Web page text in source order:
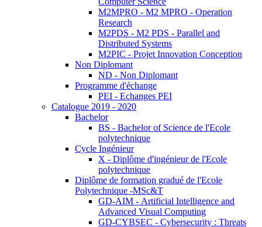
M2MPRO - M2 MPRO - Operation
Research
M2PDS - M2 PDS - Parallel and
Distributed Systems
M2PIC - Projet Innovation Conception
Non Diplomant
ND - Non Diplomant
Programme d'échange
PEI - Echanges PEI
Catalogue 2019 - 2020
Bachelor
BS - Bachelor of Science de l'Ecole
polytechnique
Cycle Ingénieur
X - Diplôme d'ingénieur de l'Ecole
polytechnique
Diplôme de formation gradué de l'Ecole
Polytechnique -MSc&T
GD-AIM - Artificial Intelligence and
Advanced Visual Computing
GD-CYBSEC - Cybersecurity : Threats